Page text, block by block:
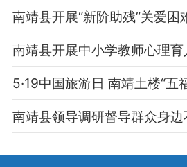
南靖县开展“新阶助残”关爱困
南靖县开展中小学教师心理
5·19中国旅游日 南靖土楼“五